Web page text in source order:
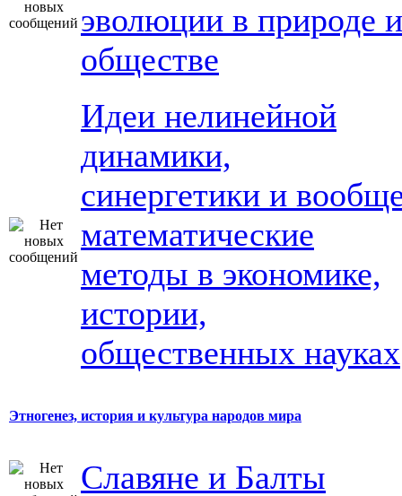
эволюции в природе и
обществе
Идеи нелинейной
динамики,
синергетики и
математические
методы в экономике,
истории,
общественных науках
Этногенез, история и культура народов мира
Славяне и Балты